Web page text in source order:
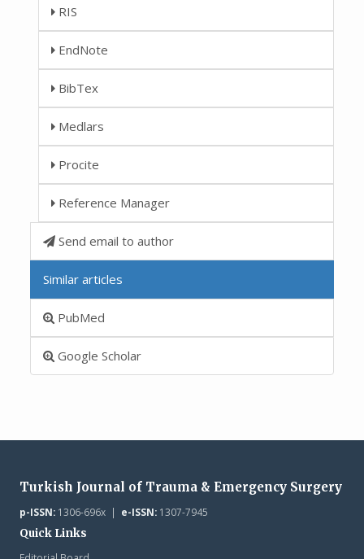
RIS
EndNote
BibTex
Medlars
Procite
Reference Manager
Send email to author
Similar articles
PubMed
Google Scholar
Turkish Journal of Trauma & Emergency Surgery
p-ISSN:1306-696x | e-ISSN:1307-7945
Quick Links